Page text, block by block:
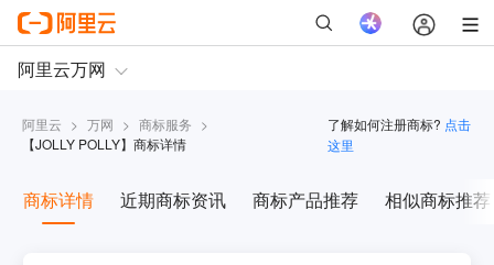
阿里云 > 万网 > 商标服务 >
【JOLLY POLLY】商标详情
了解如何注册商标? 点击
这里
商标详情 近期商标资讯 商标产品推荐 相似商标推荐